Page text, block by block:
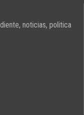
noticias, politica